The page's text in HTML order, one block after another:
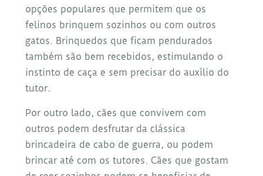
opções populares que permitem que os
felinos brinquem sozinhos ou com outros
gatos. Brinquedos que ficam pendurados
também são bem recebidos, estimulando o
instinto de caça e sem precisar do auxílio do
tutor.
Por outro lado, cães que convivem com
outros podem desfrutar da clássica
brincadeira de cabo de guerra, ou podem
brincar até com os tutores. Cães que gostam